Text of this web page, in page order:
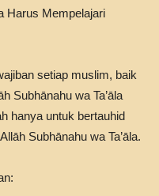
Harus Mempelajari
setiap muslim, baik
Subhānahu wa Ta’āla
hanya untuk bertauhid
Subhānahu wa Ta’āla.